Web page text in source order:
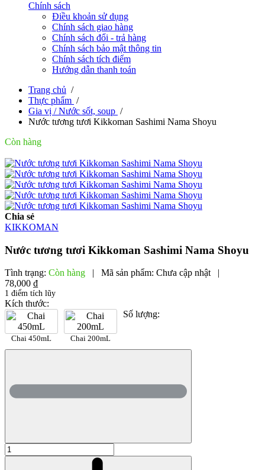
Chính sách
Điều khoản sử dụng
Chính sách giao hàng
Chính sách đổi - trả hàng
Chính sách bảo mật thông tin
Chính sách tích điểm
Hướng dẫn thanh toán
Trang chủ /
Thực phẩm /
Gia vị / Nước sốt, soup /
Nước tương tươi Kikkoman Sashimi Nama Shoyu
Còn hàng
Chia sẻ
KIKKOMAN
Nước tương tươi Kikkoman Sashimi Nama Shoyu
Tình trạng: Còn hàng | Mã sản phẩm: Chưa cập nhật
|
78,000 ₫
1 điểm tích lũy
Kích thước:
Chai 450mL Chai 200mL
Số lượng: